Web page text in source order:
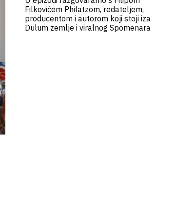
Filkovićem Philatzom, redateljem,
producentom i autorom koji stoji iza
Dulum zemlje i viralnog Spomenara